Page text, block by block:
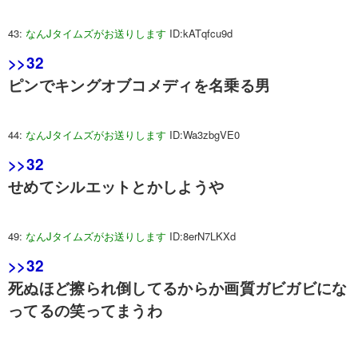
43: なんJタイムズがお送りします ID:kATqfcu9d
>>32
ピンでキングオブコメディを名乗る男
44: なんJタイムズがお送りします ID:Wa3zbgVE0
>>32
せめてシルエットとかしようや
49: なんJタイムズがお送りします ID:8erN7LKXd
>>32
死ぬほど擦られ倒してるからか画質ガビガビにな
ってるの笑ってまうわ